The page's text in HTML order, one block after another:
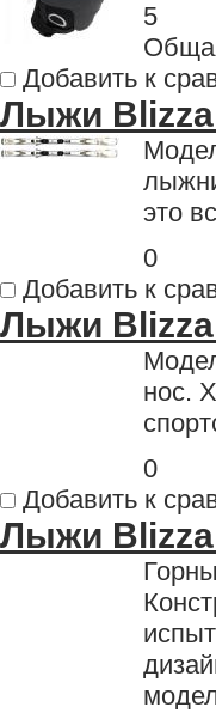
5
Добавить к
Лыжи
это
0
Добавить к
Лыжи
нос.
0
Добавить к
Лыжи